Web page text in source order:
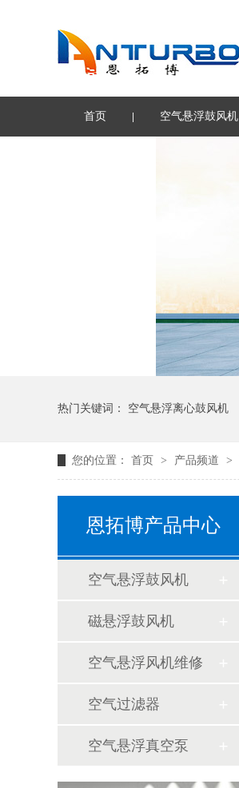
首页 空气悬浮鼓风机
热门关键词： 空气悬浮离心鼓风机
您的位置： 首页 > 产品频道 >
恩拓博产品中心
空气悬浮鼓风机
磁悬浮鼓风机
空气悬浮风机维修
空气过滤器
空气悬浮真空泵